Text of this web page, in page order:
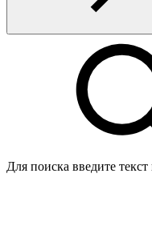
Для поиска введите